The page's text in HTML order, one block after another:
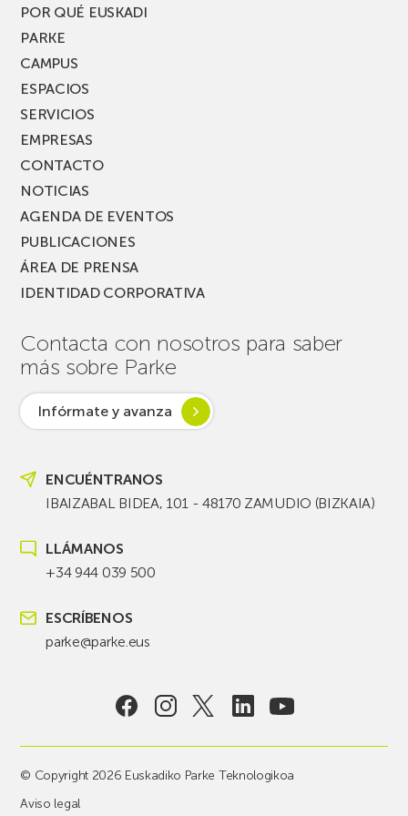
PARKEA
MUSIK
POR QUÉ EUSKADI
PARKE
CAMPUS
ESPACIOS
SERVICIOS
EMPRESAS
CONTACTO
NOTICIAS
AGENDA DE EVENTOS
PUBLICACIONES
ÁREA DE PRENSA
IDENTIDAD CORPORATIVA
Contacta con nosotros para saber
más sobre Parke
Infórmate y avanza
ENCUÉNTRANOS
IBAIZABAL BIDEA, 101 - 48170 ZAMUDIO (BIZKAIA)
LLÁMANOS
+34 944 039 500
ESCRÍBENOS
parke@parke.eus
© Copyright 2026 Euskadiko Parke Teknologikoa
Aviso legal